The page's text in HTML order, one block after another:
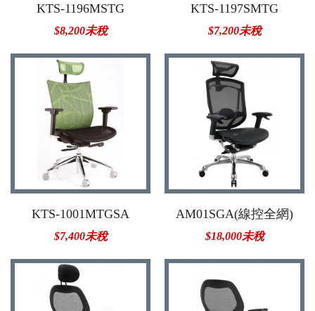
KTS-1196MSTG
$8,200未稅
KTS-1197SMTG
$7,200未稅
KTS-1001MTGSA
$7,400未稅
AM01SGA(線控全網)
$18,000未稅